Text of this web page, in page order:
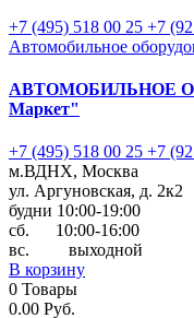
+7 (495) 518 00 25 +7
Автомобильное
АВТОМОБИЛЬНОЕ
Маркет"
+7 (495) 518 00 25 +7
м.ВДНХ, Москва
ул. Аргуновская, д. 2к2
будни 10:00-19:00
cб. 10:00-16:00
вс. выходной
В корзину
0 Товары
0.00 Руб.